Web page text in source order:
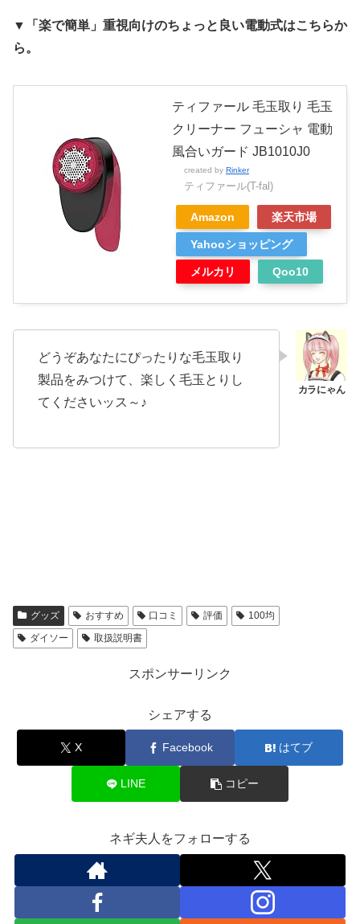
▼「楽で簡単」重視向けのちょっと良い電動式はこちらか
ら。
ティファール 毛玉取り 毛玉
クリーナー フューシャ 電動
風合いガード JB1010J0
created by Rinker
ティファール(T-fal)
Amazon 楽天市場
Yahooショッピング
メルカリ Qoo10
どうぞあなたにぴったりな毛玉取り
製品をみつけて、楽しく毛玉とりし
てくださいッス～♪
グッズ おすすめ 口コミ 評価
100均
ダイソー
取扱説明書
スポンサーリンク
シェアする
X Facebook はてブ
LINE コピー
ネギ夫人をフォローする